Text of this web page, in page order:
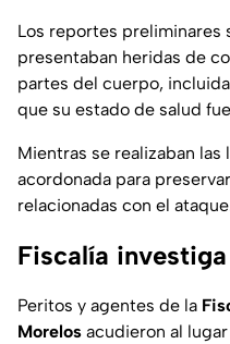
Los reportes preliminares
presentaban heridas de
partes del cuerpo,
que su estado de salud
Mientras se realizaban las
acordonada para
relacionadas con el
Fiscalía
Peritos y agentes de la
Morelos acudieron al